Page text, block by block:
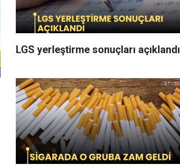
LGS yerleştirme sonuçları açıklandı